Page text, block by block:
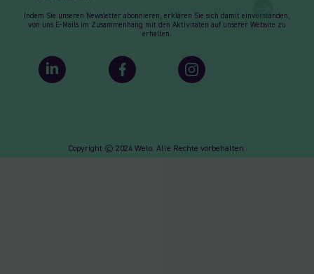
Copyright © 2024 Welo. Alle Rechte vorbehalten.
Indem Sie unseren Newsletter abonnieren, erklären Sie sich damit einverstanden,
von uns E-Mails im Zusammenhang mit den Aktivitäten auf unserer Website zu
erhalten.